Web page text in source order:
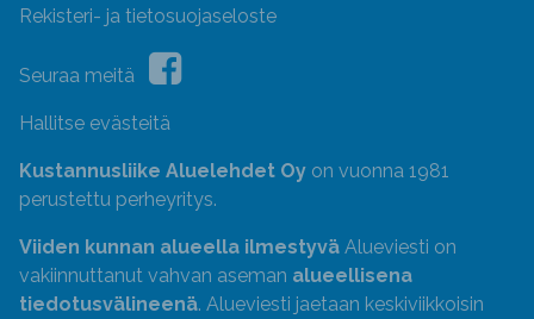
Rekisteri- ja tietosuojaseloste
Seuraa meitä
Hallitse evästeitä
Kustannusliike Aluelehdet Oy on vuonna 1981
perustettu perheyritys.
Viiden kunnan alueella ilmestyvä Alueviesti on
vakiinnuttanut vahvan aseman alueellisena
tiedotusvälineenä. Alueviesti jaetaan keskiviikkoisin